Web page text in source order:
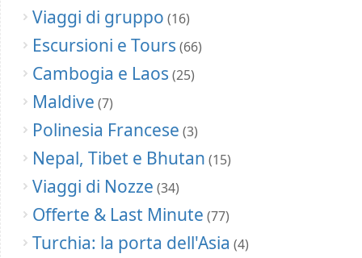
Viaggi di gruppo (16)
Escursioni e Tours (66)
Cambogia e Laos (25)
Maldive (7)
Polinesia Francese (3)
Nepal, Tibet e Bhutan (15)
Viaggi di Nozze (34)
Offerte & Last Minute (77)
Turchia: la porta dell'Asia (4)